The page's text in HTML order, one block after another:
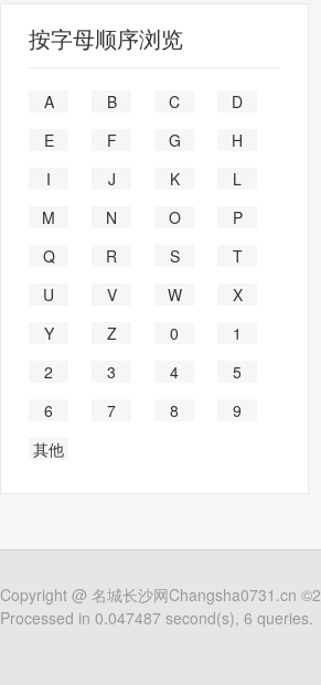
按字母顺序浏览
A B C
D
E
F G
H
I
J K
L
M
N O
P
Q
R S
T
U
V W
X
Y
Z 0
1
2
3 4
5
6
7 8
9
其他
Copyright @ 名城长沙网Changsha0731.cn
Processed in 0.047487 second(s), 6 queries.